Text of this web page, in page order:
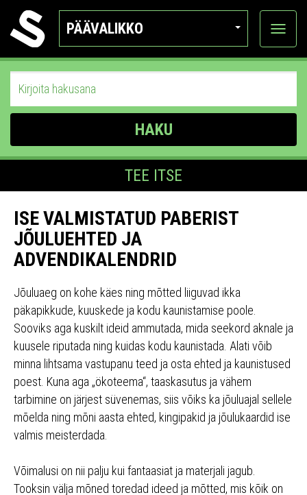
PÄÄVALIKKO
Näytä
HAKU
TEE ITSE
ISE VALMISTATUD PABERIST
JÕULUEHTED JA
ADVENDIKALENDRID
Jõuluaeg on kohe käes ning mõtted liiguvad ikka
päkapikkude, kuuskede ja kodu kaunistamise poole.
Sooviks aga kuskilt ideid ammutada, mida seekord aknale ja
kuusele riputada ning kuidas kodu kaunistada. Alati võib
minna lihtsama vastupanu teed ja osta ehted ja kaunistused
poest. Kuna aga „ökoteema“, taaskasutus ja vähem
tarbimine on järjest süvenemas, siis võiks ka jõuluajal sellele
mõelda ning mõni aasta ehted, kingipakid ja jõulukaardid ise
valmis meisterdada.
Võimalusi on nii palju kui fantaasiat ja materjali jagub.
Tooksin välja mõned toredad ideed ja mõtted, mis kõik on